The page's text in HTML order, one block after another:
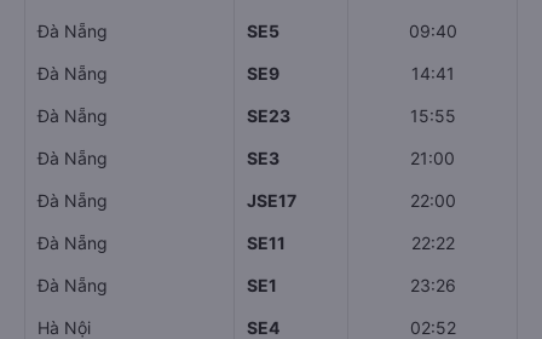
Đà Nẵng SE5 09:40
Đà Nẵng SE9 14:41
Đà Nẵng SE23 15:55
Đà Nẵng SE3 21:00
Đà Nẵng JSE17 22:00
Đà Nẵng SE11 22:22
Đà Nẵng SE1 23:26
Hà Nội SE4 02:52